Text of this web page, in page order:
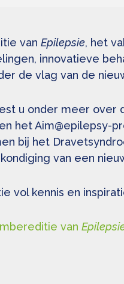
van Epilepsie, het
innovatieve
de vlag van de
u onder meer over
het Aim@epilepsy-
bij het
van een
vol kennis en
van